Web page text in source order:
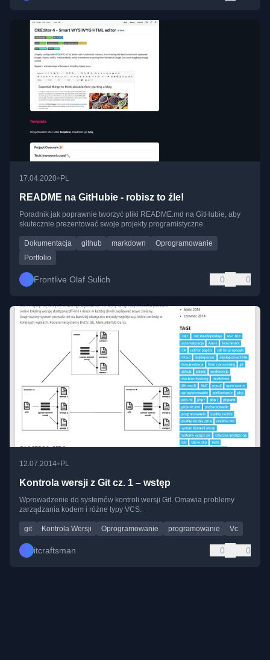
17.04.2020•PL
README na GitHubie - robisz to źle!
Poradnik jak poprawnie tworzyć pliki README.md na GitHubie, aby
skutecznie prezentować swoje projekty programistyczne.
Dokumentacja github markdown
Oprogramowanie
Portfolio
Frontlive Olaf Sulich 0 0
12.07.2014• PL
Kontrola wersji z Git cz. 1 – wstęp
Wprowadzenie do systemów kontroli wersji Git. Omawia problemy
zarządzania kodem i różne typy VCS.
git Kontrola Wersji Oprogramowanie programowanie Vc
itcraftsman 0 0